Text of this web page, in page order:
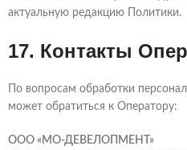
актуальную редакцию Политики.
17. Контакты
По вопросам обработки
может обратиться к Оператору:
ООО «МО-ДЕВЕЛОПМЕНТ»